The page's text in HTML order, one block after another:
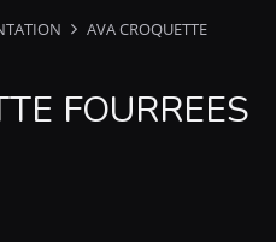
AVA CROQUETTE
FOURREES